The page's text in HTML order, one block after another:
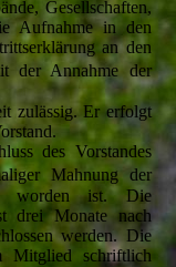
Gesellschaften,
Aufnahme in den
an den
der Annahme der
zulässig. Er erfolgt
des Vorstandes
Mahnung der
worden ist. Die
drei Monate nach
werden. Die
Mitglied schriftlich